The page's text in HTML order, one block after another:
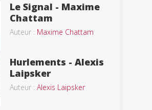
Le Signal - Maxime
Chattam
Auteur : Maxime Chattam
Hurlements - Alexis
Laipsker
Auteur : Alexis Laipsker